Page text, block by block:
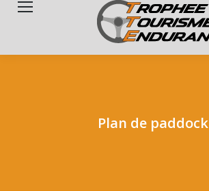
Plan de paddock